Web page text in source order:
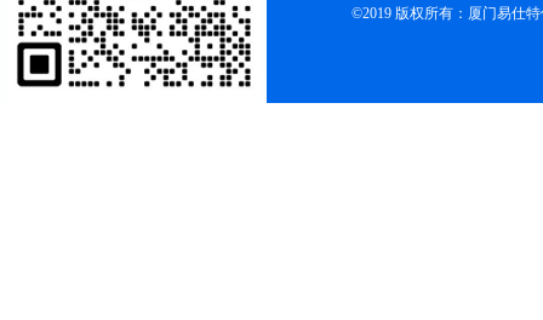
©2019 版权所有：厦门易仕